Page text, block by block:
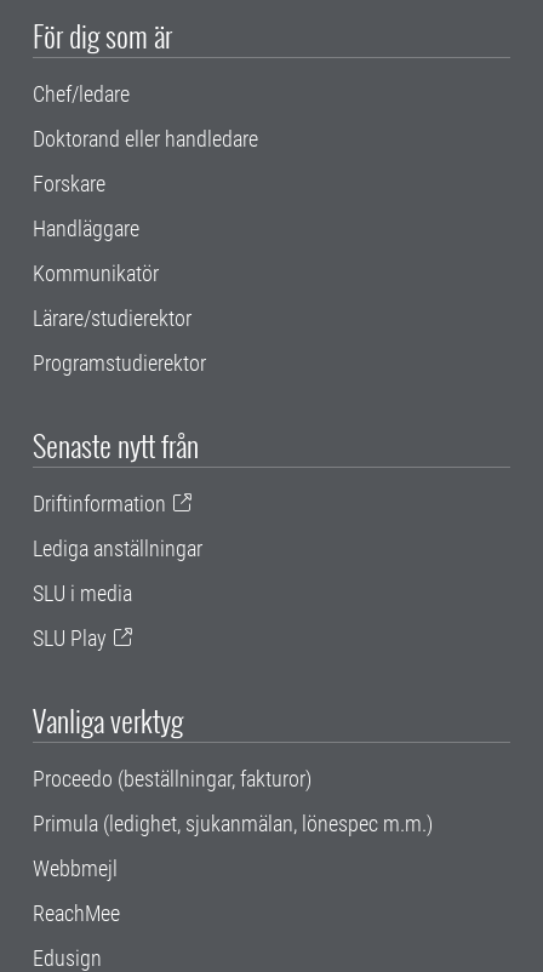
För dig som är
Chef/ledare
Doktorand eller handledare
Forskare
Handläggare
Kommunikatör
Lärare/studierektor
Programstudierektor
Senaste nytt från
Driftinformation
Lediga anställningar
SLU i media
SLU Play
Vanliga verktyg
Proceedo (beställningar, fakturor)
Primula (ledighet, sjukanmälan, lönespec m.m.)
Webbmejl
ReachMee
Edusign